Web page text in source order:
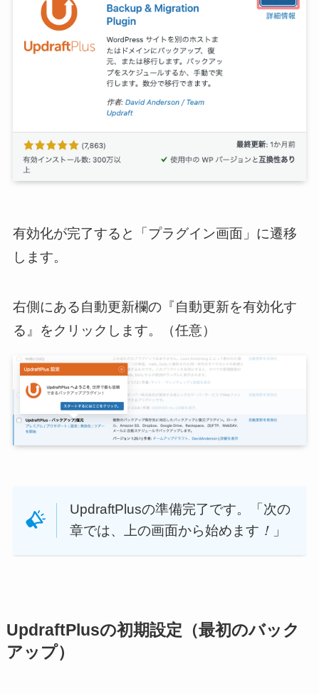
有効化が完了すると「プラグイン画面」に遷移
します。
右側にある自動更新欄の『自動更新を有効化す
る』をクリックします。（任意）
UpdraftPlusの準備完了です。「次の
章では、上の画面から始めます ！ 」
UpdraftPlusの初期設定（最初のバック
アップ）